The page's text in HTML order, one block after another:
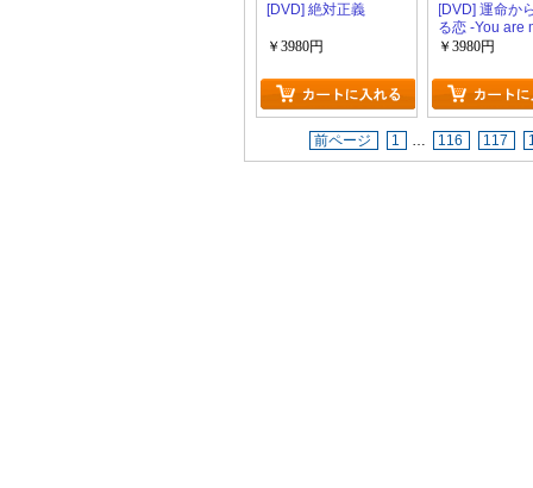
[DVD] 絶対正義
￥3980円
[DVD] 運命か
る恋 -You are
Destiny-
￥3980円
前ページ 1 … 116 117